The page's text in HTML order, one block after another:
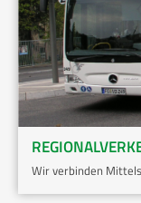
Wir verbinden